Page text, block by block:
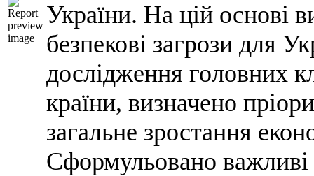
України. На цій основі
безпекові загрози для
дослідження головних
країни, визначено
загальне зростання
Сформульовано важливі